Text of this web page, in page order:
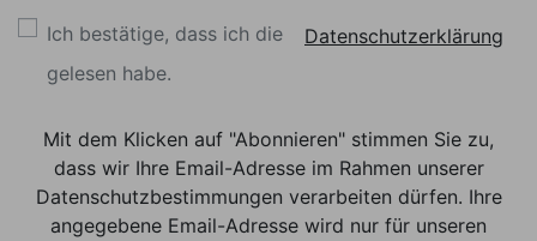
Ich bestätige, dass ich die
Datenschutzerklärung
gelesen habe.
Mit dem Klicken auf "Abonnieren" stimmen Sie zu,
dass wir Ihre Email-Adresse im Rahmen unserer
Datenschutzbestimmungen verarbeiten dürfen. Ihre
angegebene Email-Adresse wird nur für unseren